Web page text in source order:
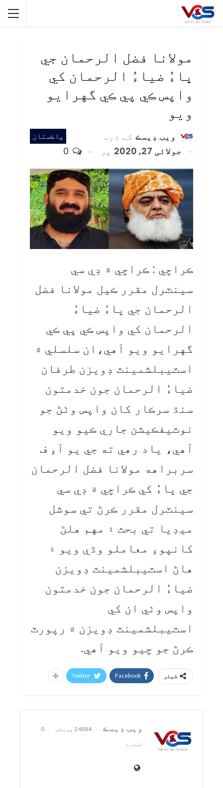
مولانا فضل الرحمان جي
ڀاءُ ضياءُ الرحمان کي
واپس ڪي پي ڪي گهرايو
ويو
پاڪستان ويب ڊيسڪ کے ذریعہ
جولائی 27, 2020
پر
ڪراچي : ڪراچي ۾ ڊي سي
سينٽرل مقرر ڪيل مولانا فضل
الرحمان جي ڀاءُ ضياءُ
الرحمان کي واپس ڪي پي ڪي
گهرايو ويو آهي،ان سلسلي ۾
اسٽيبلشمينٽ ڊويزن طرفان
ضياءُ الرحمان جون خدمتون
سنڌ سرڪار کان واپس وٺڻ جو
نوٽيفڪيشن جاري ڪيو ويو
آهي، ياد رهي ته جي يو آءِ ف
سربراهه مولانا فضل الرحمان
جي ڀاءُ کي ڪراچي ۾ ڊي سي
سينٽرل مقرر ڪرڻ تي سوشل
ميڊيا تي بحث ۽ مهم هلڻ
کانپوءِ معاملو وڌي ويو ۽
هاڻ اسٽيبلشمينٽ ڊويزن
ضياءُ الرحمان جون خدمتون
واپس وٺي ان کي
اسٽيبلشمينٽ ڊويزن ۾ رپورٽ
ڪرڻ جو چيو ويو آهي.
شیئر Facebook
Twitter
ويب ڊيسڪ 24884 پوسٹس
0
تبصرے